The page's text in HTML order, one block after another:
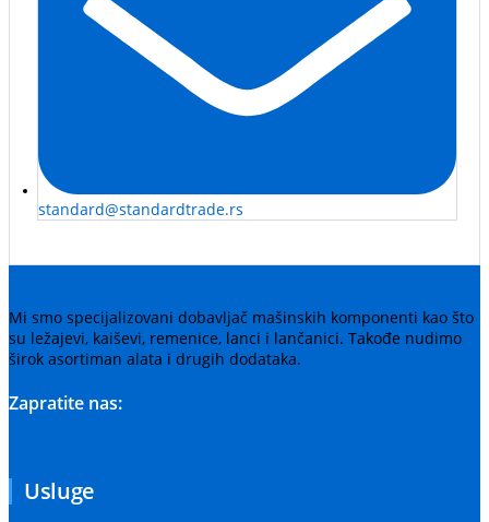
standard@standardtrade.rs
Mi smo specijalizovani dobavljač mašinskih komponenti kao što
su ležajevi, kaiševi, remenice, lanci i lančanici. Takođe nudimo
širok asortiman alata i drugih dodataka.
Zapratite nas:
Usluge